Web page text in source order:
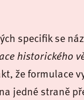
specifik se
historického
že formulace
jedné straně